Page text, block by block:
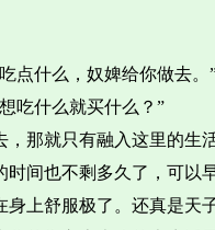
点什么，奴婢给你做去。
吃什么就买什么？”
那就只有融入这里的
间也不剩多久了，可以
上舒服极了。还真是天